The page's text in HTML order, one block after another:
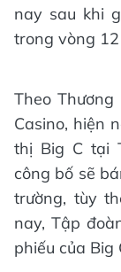
nay sau khi
trong vòng
Theo
Casino, hiện
thị Big C tại
công bố sẽ
trường, tùy
nay, Tập
phiếu của Big